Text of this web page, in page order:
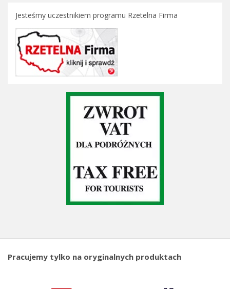
Jesteśmy uczestnikiem programu Rzetelna Firma
Pracujemy tylko na oryginalnych produktach